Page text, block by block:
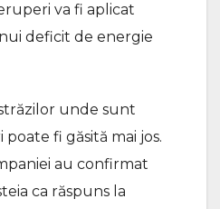
va fi aplicat
deficit de energie
unde sunt
fi găsită mai jos.
au confirmat
ca răspuns la